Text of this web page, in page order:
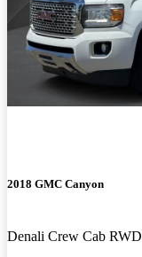
2018 GMC Canyon
Denali Crew Cab RWD